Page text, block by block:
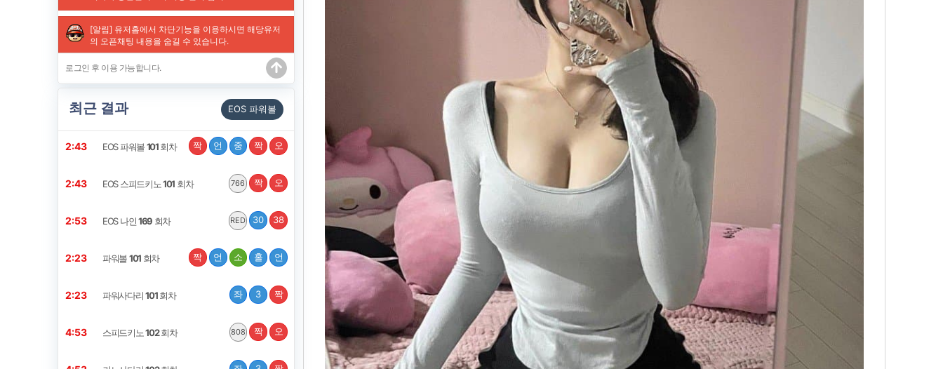
최근 결과 EOS 파워볼
2:42 EOS 파워볼101회차 짝 언 중 짝 오
2:42 EOS 스피드키노101 회차 766 짝 오
2:52 EOS 나인169 회차 RED 30 38
2:22 파워볼101회차 짝 언 소 홀 언
2:22 파워사다리101회차 좌 3 짝
4:52 스피드키노102회차 808 짝 오